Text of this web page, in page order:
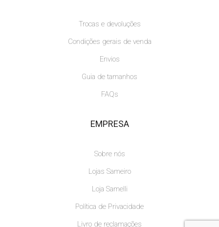
Trocas e devoluções
Condições gerais de venda
Envios
Guia de tamanhos
FAQs
EMPRESA
Sobre nós
Lojas Sameiro
Loja Samelli
Política de Privacidade
Livro de reclamações